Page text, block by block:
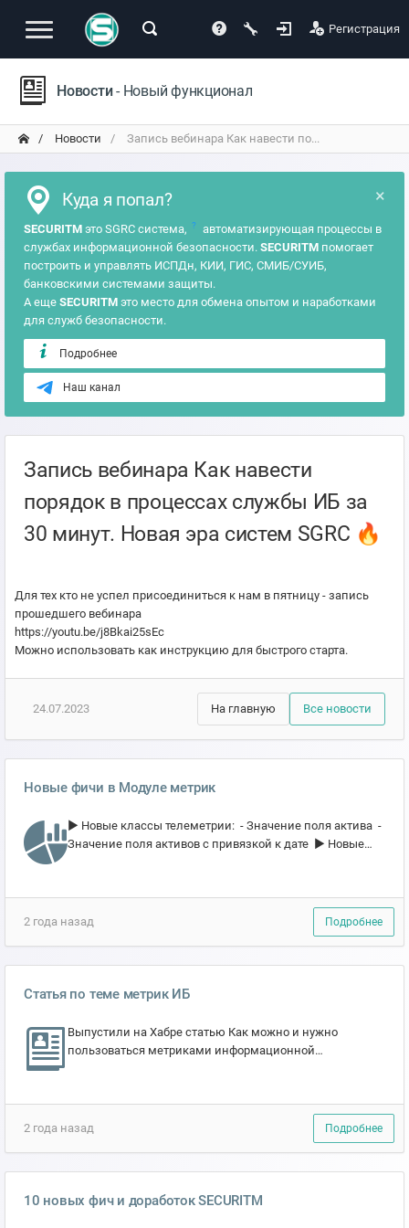
Регистрация
Новости- Новый функционал
Новости Запись вебинара Как навести по...
×
Куда я попал?
SECURITM это SGRC система, ?
автоматизирующая процессы в
службах информационной безопасности. SECURITM помогает
построить и управлять ИСПДн, КИИ, ГИС, СМИБ/СУИБ,
банковскими системами защиты.
А еще SECURITM это место для обмена опытом и наработками
для служб безопасности.
Подробнее
Наш канал
Запись вебинара Как навести
порядок в процессах службы ИБ за
30 минут. Новая эра систем SGRC 🔥
Для тех кто не успел присоединиться к нам в пятницу - запись
прошедшего вебинара
https://youtu.be/j8Bkai25sEc
Можно использовать как инструкцию для быстрого старта.
24.07.2023 На главную Все новости
Новые фичи в Модуле метрик
▶️ Новые классы телеметрии: - Значение поля актива -
Значение поля активов с привязкой к дате ▶️ Новые
2 года назад Подробнее
Статья по теме метрик ИБ
Выпустили на Хабре статью Как можно и нужно
пользоваться метриками информационной
2 года назад Подробнее
10 новых фич и доработок SECURITM